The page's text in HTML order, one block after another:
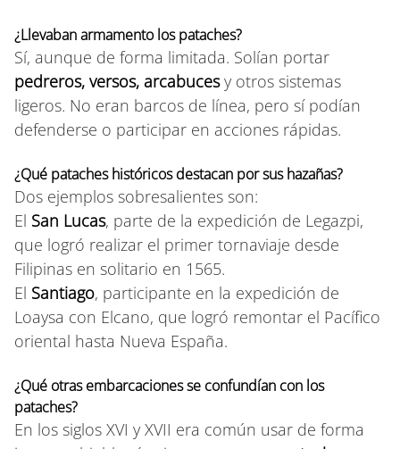
¿Llevaban armamento los pataches?
Sí, aunque de forma limitada. Solían portar
pedreros, versos, arcabucesy otros sistemas
ligeros. No eran barcos de línea, pero sí podían
defenderse o participar en acciones rápidas.
¿Qué pataches históricos destacan por sus hazañas?
Dos ejemplos sobresalientes son:
El San Lucas, parte de la expedición de Legazpi,
que logró realizar el primer tornaviaje desde
Filipinas en solitario en 1565.
El Santiago, participante en la expedición de
Loaysa con Elcano, que logró remontar el Pacífico
oriental hasta Nueva España.
¿Qué otras embarcaciones se confundían con los
pataches?
En los siglos XVI y XVII era común usar de forma